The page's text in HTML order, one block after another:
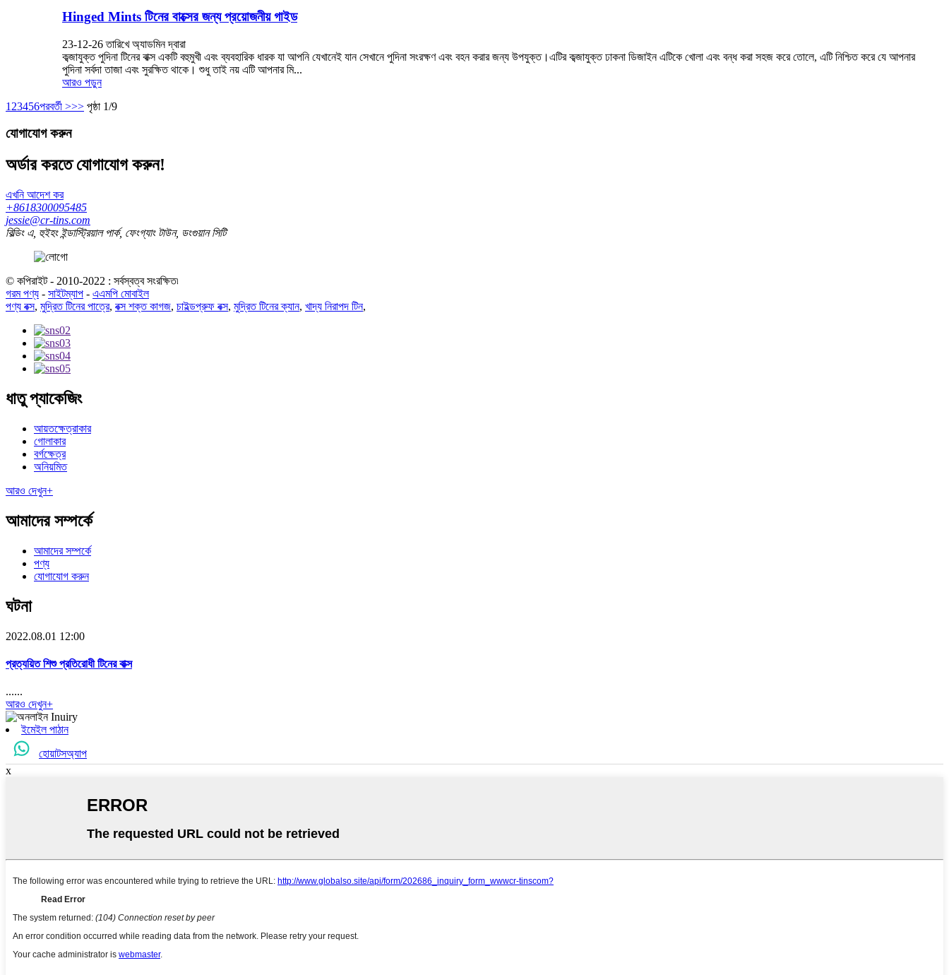
Hinged Mints টিনের বাক্সের জন্য প্রয়োজনীয় গাইড
23-12-26 তারিখে অ্যাডমিন দ্বারা
কব্জাযুক্ত পুদিনা টিনের বাক্স একটি বহুমুখী এবং ব্যবহারিক ধারক যা আপনি যেখানেই যান সেখানে পুদিনা সংরক্ষণ এবং বহন করার জন্য উপযুক্ত।এটির কব্জাযুক্ত ঢাকনা ডিজাইন এটিকে খোলা এবং বন্ধ করা সহজ করে তোলে, এটি নিশ্চিত করে যে আপনার
পুদিনা সর্বদা তাজা এবং সুরক্ষিত থাকে। শুধু তাই নয় এটি আপনার মি...
আরও পড়ুন
1 23456পরবর্তী >>> পৃষ্ঠা 1/9
যোগাযোগ করুন
অর্ডার করতে যোগাযোগ করুন!
এখনি আদেশ কর
+8618300095485
jessie@cr-tins.com
বিল্ডিং এ, হুইহং ইন্ডাস্ট্রিয়াল পার্ক, ফেংগ্যাং টাউন, ডংগুয়ান সিটি
© কপিরাইট - 2010-2022 : সর্বস্বত্ব সংরক্ষিত৷
গরম পণ্য - সাইটম্যাপ - এএমপি মোবাইল
পণ্য বক্স, মুদ্রিত টিনের পাত্রে, বক্স শক্ত কাগজ, চাইল্ডপ্রুফ বক্স, মুদ্রিত টিনের ক্যান, খাদ্য নিরাপদ টিন,
ধাতু প্যাকেজিং
আয়তক্ষেত্রাকার
গোলাকার
বর্গক্ষেত্র
অনিয়মিত
আরও দেখুন+
আমাদের সম্পর্কে
আমাদের সম্পর্কে
পণ্য
যোগাযোগ করুন
ঘটনা
2022.08.01 12:00
প্রত্যয়িত শিশু প্রতিরোধী টিনের বাক্স
......
আরও দেখুন+
ইমেইল পাঠান
হোয়াটসঅ্যাপ
x